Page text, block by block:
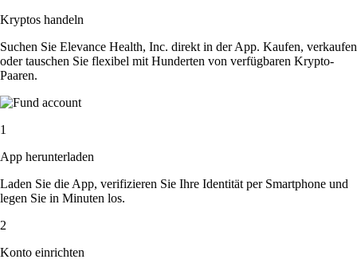
Kryptos handeln
Suchen Sie Elevance Health, Inc. direkt in der App. Kaufen, verkaufen
oder tauschen Sie flexibel mit Hunderten von verfügbaren Krypto-
Paaren.
1
App herunterladen
Laden Sie die App, verifizieren Sie Ihre Identität per Smartphone und
legen Sie in Minuten los.
2
Konto einrichten